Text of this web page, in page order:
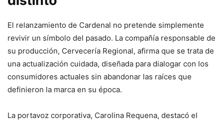
El relanzamiento de Cardenal no pretende simplemente
revivir un símbolo del pasado. La compañía responsable de
su producción, Cervecería Regional, afirma que se trata de
una actualización cuidada, diseñada para dialogar con los
consumidores actuales sin abandonar las raíces que
definieron la marca en su época.
La portavoz corporativa, Carolina Requena, destacó el